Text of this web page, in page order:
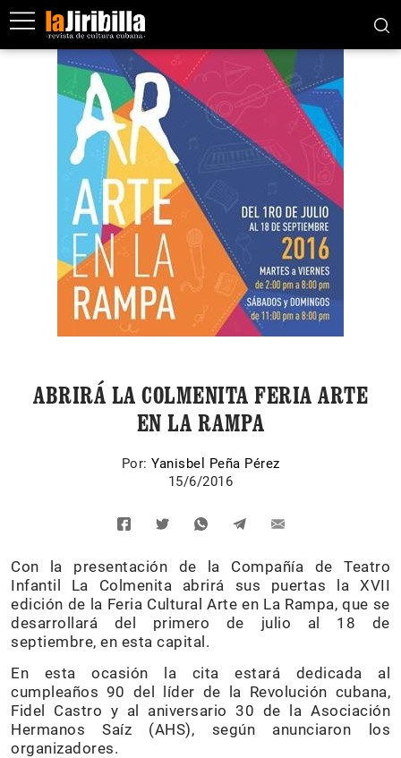
ABRIRÁ LA COLMENITA FERIA ARTE
EN LA RAMPA
Por: Yanisbel Peña Pérez
15/6/2016
Con la presentación de la Compañía de Teatro
Infantil La Colmenita abrirá sus puertas la XVII
edición de la Feria Cultural Arte en La Rampa, que se
desarrollará del primero de julio al 18 de
septiembre, en esta capital.
En esta ocasión la cita estará dedicada al
cumpleaños 90 del líder de la Revolución cubana,
Fidel Castro y al aniversario 30 de la Asociación
Hermanos Saíz (AHS), según anunciaron los
organizadores.